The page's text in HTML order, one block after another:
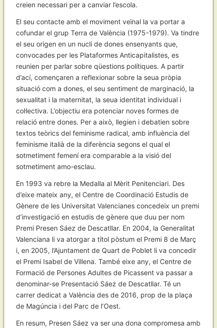
creien necessari per a canviar l’escola.
El seu contacte amb el moviment veïnal la va portar a
cofundar el grup Terra de València (1975-1979). Va tindre
el seu origen en un nucli de dones ensenyants que,
convocades per les Plataformes Anticapitalistes, es
reunien per parlar sobre qüestions polítiques. A partir
d’ací, començaren a reflexionar sobre la seua pròpia
situació com a dones, el seu sentiment de marginació, la
sexualitat i la maternitat, la seua identitat individual i
col·lectiva. L’objectiu era potenciar noves formes de
relació entre dones. Per a això, llegien i debatien sobre
textos teòrics del feminisme radical, amb influència del
feminisme italià de la diferència segons el qual el
sotmetiment femení era comparable a la visió del
sotmetiment amo-esclau.
En 1993 va rebre la Medalla al Mèrit Penitenciari. Des
d’eixe mateix any, el Centre de Coordinació Estudis de
Gènere de les Universitat Valencianes concedeix un premi
d’investigació en estudis de gènere que duu per nom
Premi Presen Sáez de Descatllar. En 2004, la Generalitat
Valenciana li va atorgar a títol pòstum el Premi 8 de Març
i, en 2005, l’Ajuntament de Quart de Poblet li va concedir
el Premi Isabel de Villena. També eixe any, el Centre de
Formació de Persones Adultes de Picassent va passar a
denominar-se Presentació Sáez de Descatllar. Té un
carrer dedicat a València des de 2016, prop de la plaça
de Magúncia i del Parc de l’Oest.
En resum, Presen Sáez va ser una dona compromesa amb